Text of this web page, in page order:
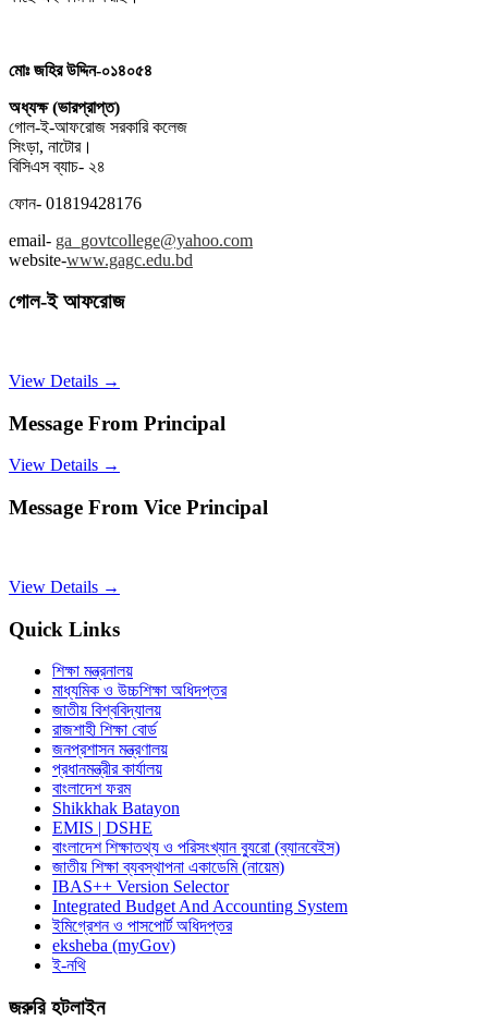
মোঃ জহির উদ্দিন-০১৪০৫৪
অধ্যক্ষ (ভারপ্রাপ্ত)
গোল-ই-আফরোজ সরকারি কলেজ
সিংড়া, নাটোর।
বিসিএস ব্যাচ- ২৪
ফোন- 01819428176
email- ga_govtcollege@yahoo.com
website-www.gagc.edu.bd
গোল-ই আফরোজ
View Details →
Message From Principal
View Details →
Message From Vice Principal
View Details →
Quick Links
শিক্ষা মন্ত্রনালয়
মাধ্যমিক ও উচ্চশিক্ষা অধিদপ্তর
জাতীয় বিশ্ববিদ্যালয়
রাজশাহী শিক্ষা বোর্ড
জনপ্রশাসন মন্ত্রণালয়
প্রধানমন্ত্রীর কার্যালয়
বাংলাদেশ ফরম
Shikkhak Batayon
EMIS | DSHE
বাংলাদেশ শিক্ষাতথ্য ও পরিসংখ্যান ব্যুরো (ব্যানবেইস)
জাতীয় শিক্ষা ব্যবস্থাপনা একাডেমি (নায়েম)
IBAS++ Version Selector
Integrated Budget And Accounting System
ইমিগ্রেশন ও পাসপোর্ট অধিদপ্তর
eksheba (myGov)
ই-নথি
জরুরি হটলাইন